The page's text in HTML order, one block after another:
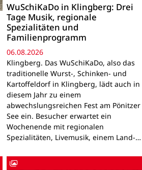
WuSchiKaDo in Klingberg: Drei
Tage Musik, regionale
Spezialitäten und
Familienprogramm
06.08.2026
Klingberg. Das WuSchiKaDo, also das
traditionelle Wurst-, Schinken- und
Kartoffeldorf in Klingberg, lädt auch in
diesem Jahr zu einem
abwechslungsreichen Fest am Pönitzer
See ein. Besucher erwartet ein
Wochenende mit regionalen
Spezialitäten, Livemusik, einem Land-…